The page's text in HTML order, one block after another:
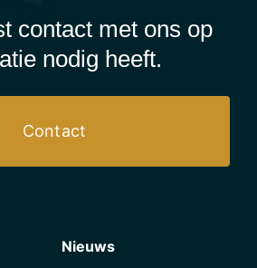
contact met ons op
nodig heeft.
Contact
Nieuws